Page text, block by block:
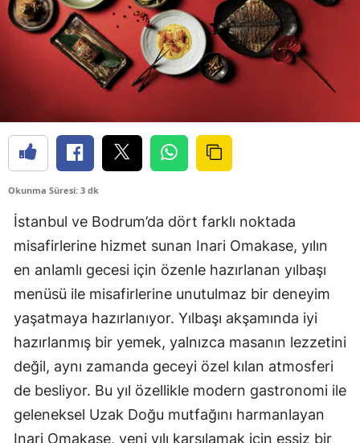
Okunma Süresi: 3 dk
İstanbul ve Bodrum’da dört farklı noktada
misafirlerine hizmet sunan Inari Omakase, yılın
en anlamlı gecesi için özenle hazırlanan yılbaşı
menüsü ile misafirlerine unutulmaz bir deneyim
yaşatmaya hazırlanıyor. Yılbaşı akşamında iyi
hazırlanmış bir yemek, yalnızca masanın lezzetini
değil, aynı zamanda geceyi özel kılan atmosferi
de besliyor. Bu yıl özellikle modern gastronomi ile
geleneksel Uzak Doğu mutfağını harmanlayan
Inari Omakase, yeni yılı karşılamak için eşsiz bir